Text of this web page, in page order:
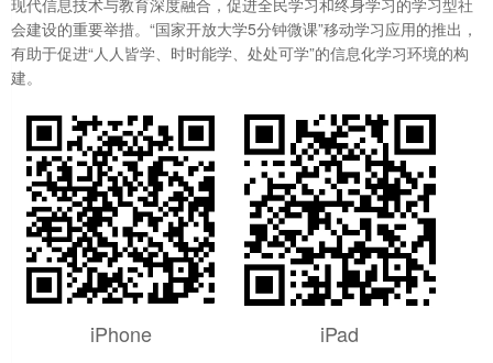
现代信息技术与教育深度融合，促进全民学习和终身学习的学习型社
会建设的重要举措。“国家开放大学5分钟微课”移动学习应用的推出，
有助于促进“人人皆学、时时能学、处处可学”的信息化学习环境的构
建。
iPhone iPad